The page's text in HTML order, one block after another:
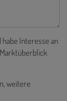
habe Interesse an
weitere